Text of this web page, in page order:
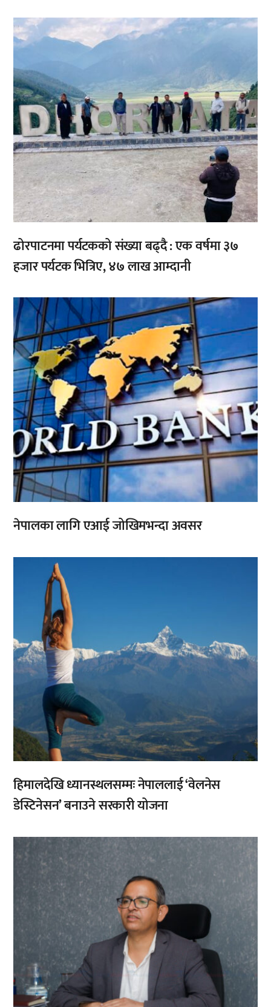
,,
ढोरपाटनमा पर्यटकको संख्या बढ्दै : एक वर्षमा ३७
हजार पर्यटक भित्रिए, ४७ लाख आम्दानी
नेपालका लागि एआई जोखिमभन्दा अवसर
हिमालदेखि ध्यानस्थलसम्मः नेपाललाई ‘वेलनेस
डेस्टिनेसन’ बनाउने सरकारी योजना